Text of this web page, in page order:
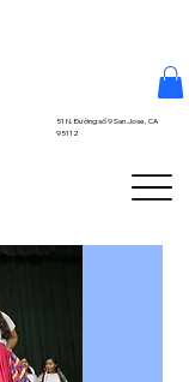
51 N. Đường số 9 San Jose, CA
95112